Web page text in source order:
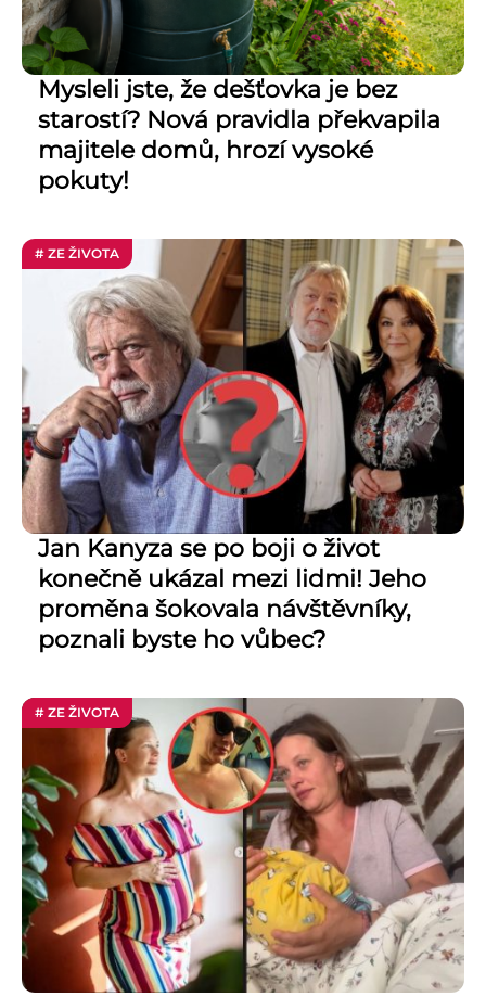
Mysleli jste, že dešťovka je bez
starostí? Nová pravidla překvapila
majitele domů, hrozí vysoké
pokuty!
# ZE ŽIVOTA
Jan Kanyza se po boji o život
konečně ukázal mezi lidmi! Jeho
proměna šokovala návštěvníky,
poznali byste ho vůbec?
# ZE ŽIVOTA